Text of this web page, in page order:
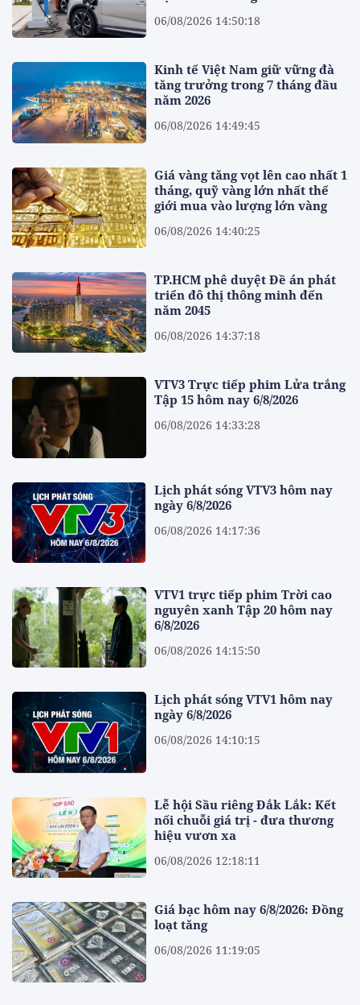
06/08/2026 14:50:18
Kinh tế Việt Nam giữ vững đà
tăng trưởng trong 7 tháng đầu
năm 2026
06/08/2026 14:49:45
Giá vàng tăng vọt lên cao nhất 1
tháng, quỹ vàng lớn nhất thế
giới mua vào lượng lớn vàng
06/08/2026 14:40:25
TP.HCM phê duyệt Đề án phát
triển đô thị thông minh đến
năm 2045
06/08/2026 14:37:18
VTV3 Trực tiếp phim Lửa trắng
Tập 15 hôm nay 6/8/2026
06/08/2026 14:33:28
Lịch phát sóng VTV3 hôm nay
ngày 6/8/2026
06/08/2026 14:17:36
VTV1 trực tiếp phim Trời cao
nguyên xanh Tập 20 hôm nay
6/8/2026
06/08/2026 14:15:50
Lịch phát sóng VTV1 hôm nay
ngày 6/8/2026
06/08/2026 14:10:15
Lễ hội Sầu riêng Đắk Lắk: Kết
nối chuỗi giá trị - đưa thương
hiệu vươn xa
06/08/2026 12:18:11
Giá bạc hôm nay 6/8/2026: Đồng
loạt tăng
06/08/2026 11:19:05